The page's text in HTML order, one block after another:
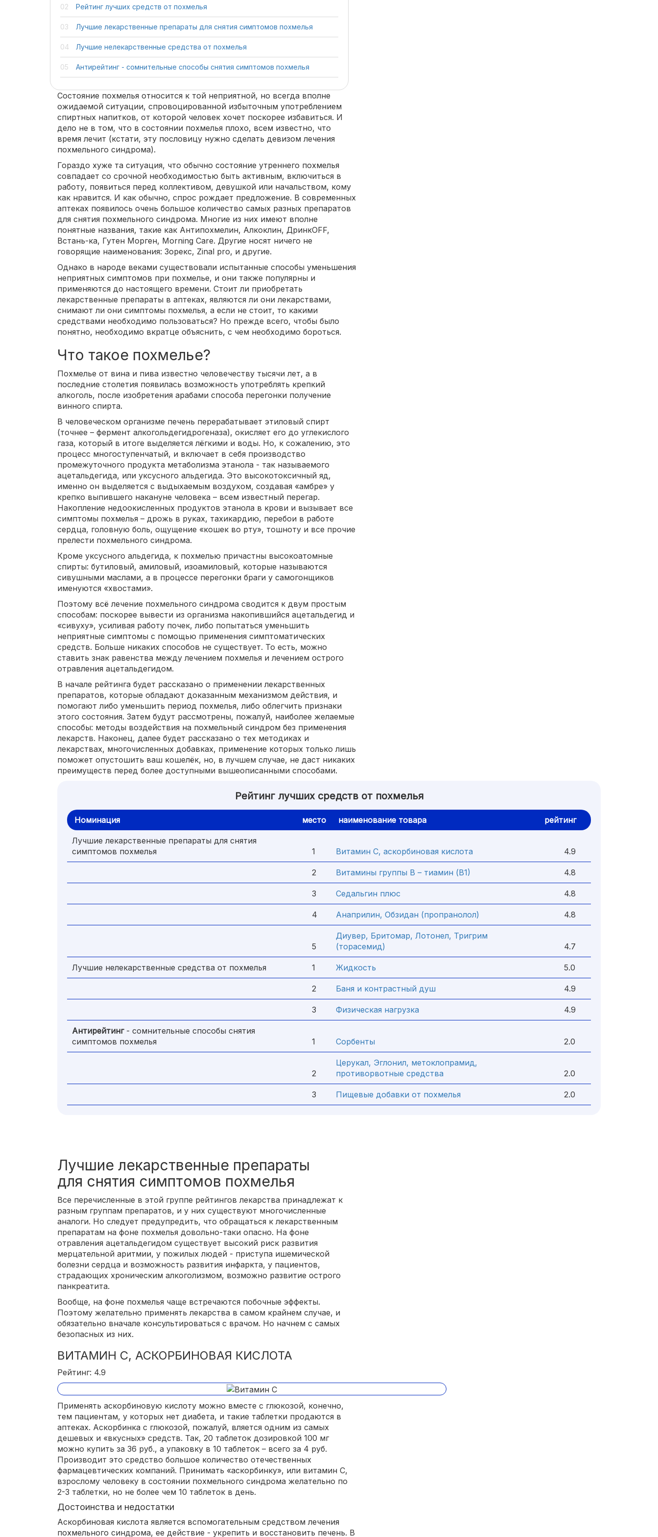
Рейтинг лучших средств от похмелья
Лучшие лекарственные препараты для снятия симптомов похмелья
Лучшие нелекарственные средства от похмелья
Антирейтинг - сомнительные способы снятия симптомов похмелья
Состояние похмелья относится к той неприятной, но всегда вполне
ожидаемой ситуации, спровоцированной избыточным употреблением
спиртных напитков, от которой человек хочет поскорее избавиться. И
дело не в том, что в состоянии похмелья плохо, всем известно, что
время лечит (кстати, эту пословицу нужно сделать девизом лечения
похмельного синдрома).
Гораздо хуже та ситуация, что обычно состояние утреннего похмелья
совпадает со срочной необходимостью быть активным, включиться в
работу, появиться перед коллективом, девушкой или начальством, кому
как нравится. И как обычно, спрос рождает предложение. В современных
аптеках появилось очень большое количество самых разных препаратов
для снятия похмельного синдрома. Многие из них имеют вполне
понятные названия, такие как Антипохмелин, Алкоклин, ДринкOFF,
Встань-ка, Гутен Морген, Morning Care. Другие носят ничего не
говорящие наименования: Зорекс, Zinal pro, и другие.
Однако в народе веками существовали испытанные способы уменьшения
неприятных симптомов при похмелье, и они также популярны и
применяются до настоящего времени. Стоит ли приобретать
лекарственные препараты в аптеках, являются ли они лекарствами,
снимают ли они симптомы похмелья, а если не стоит, то какими
средствами необходимо пользоваться? Но прежде всего, чтобы было
понятно, необходимо вкратце объяснить, с чем необходимо бороться.
Что такое похмелье?
Похмелье от вина и пива известно человечеству тысячи лет, а в
последние столетия появилась возможность употреблять крепкий
алкоголь, после изобретения арабами способа перегонки получение
винного спирта.
В человеческом организме печень перерабатывает этиловый спирт
(точнее – фермент алкогольдегидрогеназа), окисляет его до углекислого
газа, который в итоге выделяется лёгкими и воды. Но, к сожалению, это
процесс многоступенчатый, и включает в себя производство
промежуточного продукта метаболизма этанола - так называемого
ацетальдегида, или уксусного альдегида. Это высокотоксичный яд,
именно он выделяется с выдыхаемым воздухом, создавая «амбре» у
крепко выпившего накануне человека – всем известный перегар.
Накопление недоокисленных продуктов этанола в крови и вызывает все
симптомы похмелья – дрожь в руках, тахикардию, перебои в работе
сердца, головную боль, ощущение «кошек во рту», тошноту и все прочие
прелести похмельного синдрома.
Кроме уксусного альдегида, к похмелью причастны высокоатомные
спирты: бутиловый, амиловый, изоамиловый, которые называются
сивушными маслами, а в процессе перегонки браги у самогонщиков
именуются «хвостами».
Поэтому всё лечение похмельного синдрома сводится к двум простым
способам: поскорее вывести из организма накопившийся ацетальдегид и
«сивуху», усиливая работу почек, либо попытаться уменьшить
неприятные симптомы с помощью применения симптоматических
средств. Больше никаких способов не существует. То есть, можно
ставить знак равенства между лечением похмелья и лечением острого
отравления ацетальдегидом.
В начале рейтинга будет рассказано о применении лекарственных
препаратов, которые обладают доказанным механизмом действия, и
помогают либо уменьшить период похмелья, либо облегчить признаки
этого состояния. Затем будут рассмотрены, пожалуй, наиболее желаемые
способы: методы воздействия на похмельный синдром без применения
лекарств. Наконец, далее будет рассказано о тех методиках и
лекарствах, многочисленных добавках, применение которых только лишь
поможет опустошить ваш кошелёк, но, в лучшем случае, не даст никаких
преимуществ перед более доступными вышеописанными способами.
Рейтинг лучших средств от похмелья
Номинация место наименование товара рейтинг
Лучшие лекарственные препараты для снятия
симптомов похмелья
1 Витамин С, аскорбиновая кислота 4.9
2 Витамины группы В – тиамин (В1) 4.8
3 Седальгин плюс 4.8
4 Анаприлин, Обзидан (пропранолол) 4.8
5
Диувер, Бритомар, Лотонел, Тригрим
(торасемид)
4.7
Лучшие нелекарственные средства от похмелья 1 Жидкость 5.0
2 Баня и контрастный душ 4.9
3 Физическая нагрузка 4.9
Антирейтинг- сомнительные способы снятия
симптомов похмелья
1 Сорбенты 2.0
2
Церукал, Эглонил, метоклопрамид,
противорвотные средства
2.0
3 Пищевые добавки от похмелья 2.0
Лучшие лекарственные препараты
для снятия симптомов похмелья
Все перечисленные в этой группе рейтингов лекарства принадлежат к
разным группам препаратов, и у них существуют многочисленные
аналоги. Но следует предупредить, что обращаться к лекарственным
препаратам на фоне похмелья довольно-таки опасно. На фоне
отравления ацетальдегидом существует высокий риск развития
мерцательной аритмии, у пожилых людей - приступа ишемической
болезни сердца и возможность развития инфаркта, у пациентов,
страдающих хроническим алкоголизмом, возможно развитие острого
панкреатита.
Вообще, на фоне похмелья чаще встречаются побочные эффекты.
Поэтому желательно применять лекарства в самом крайнем случае, и
обязательно вначале консультироваться с врачом. Но начнем с самых
безопасных из них.
ВИТАМИН С, АСКОРБИНОВАЯ КИСЛОТА
Рейтинг: 4.9
Применять аскорбиновую кислоту можно вместе с глюкозой, конечно,
тем пациентам, у которых нет диабета, и такие таблетки продаются в
аптеках. Аскорбинка с глюкозой, пожалуй, вляется одним из самых
дешевых и «вкусных» средств. Так, 20 таблеток дозировкой 100 мг
можно купить за 36 руб., а упаковку в 10 таблеток – всего за 4 руб.
Производит это средство большое количество отечественных
фармацевтических компаний. Принимать «аскорбинку», или витамин С,
взрослому человеку в состоянии похмельного синдрома желательно по
2-3 таблетки, но не более чем 10 таблеток в день.
Достоинства и недостатки
Аскорбиновая кислота является вспомогательным средством лечения
похмельного синдрома, ее действие - укрепить и восстановить печень. В